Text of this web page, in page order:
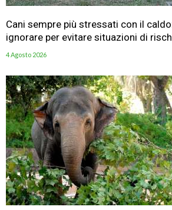
Cani sempre più stressati con il
ignorare per evitare situazioni di
4 Agosto 2026